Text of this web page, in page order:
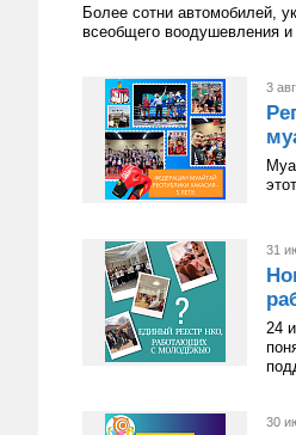
Более сотни автомобилей,
всеобщего воодушевления и
3
31
24
30